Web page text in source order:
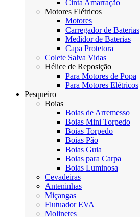
Cinta Amarração
Motores Elétricos
Motores
Carregador de Baterias
Medidor de Baterias
Capa Protetora
Colete Salva Vidas
Hélice de Reposição
Para Motores de Popa
Para Motores Elétricos
Pesqueiro
Boias
Boias de Arremesso
Boias Mini Torpedo
Boias Torpedo
Boias Pão
Boias Guia
Boias para Carpa
Boias Luminosa
Cevadeiras
Anteninhas
Miçangas
Flutuador EVA
Molinetes